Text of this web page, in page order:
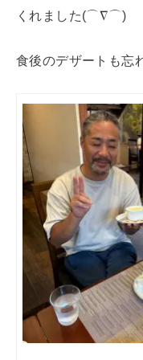
くれました(⌒∇⌒)
食後のデザートも忘